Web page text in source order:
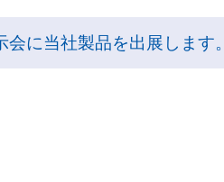
に当社製品を出展します。